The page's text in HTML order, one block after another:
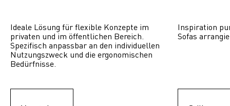
Ideale Lösung für flexible Konzepte im
privaten und im öffentlichen Bereich.
Spezifisch anpassbar an den individuellen
Nutzungszweck und die ergonomischen
Bedürfnisse.
Inspiration
Sofas